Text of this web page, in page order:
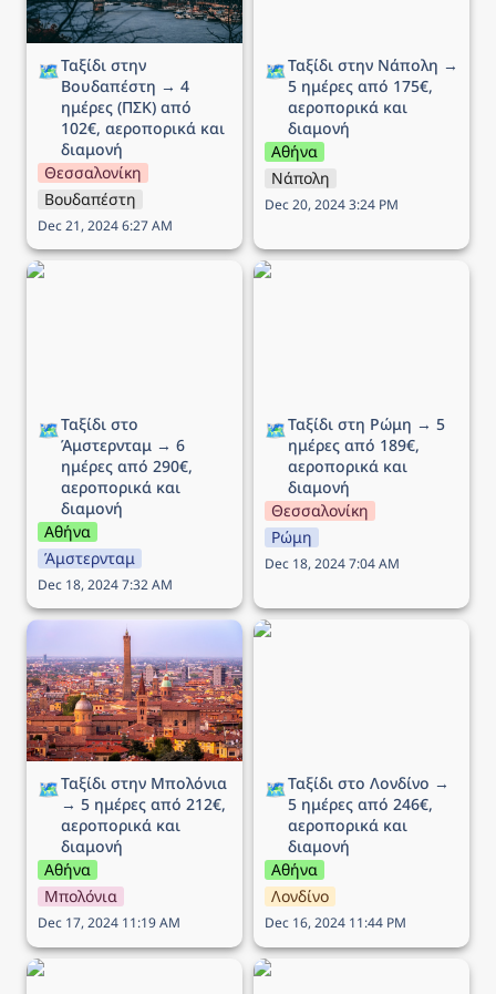
🗺️Ταξίδι στην
Βουδαπέστη → 4
ημέρες (ΠΣΚ) από
102€, αεροπορικά και
διαμονή
Θεσσαλονίκη
Βουδαπέστη
Dec 21, 2024 6:27 AM
🗺️Ταξίδι στην Νάπολη →
5 ημέρες από 175€,
αεροπορικά και
διαμονή
Αθήνα
Νάπολη
Dec 20, 2024 3:24 PM
Ταξίδι στο Άμστερνταμ →
🗺️Ταξίδι στο
Άμστερνταμ → 6
ημέρες από 290€,
αεροπορικά και
διαμονή
Αθήνα
Άμστερνταμ
Dec 18, 2024 7:32 AM
Ταξίδι στη Ρώμη → 5
🗺️Ταξίδι στη Ρώμη → 5
ημέρες από 189€,
αεροπορικά και
διαμονή
Θεσσαλονίκη
Ρώμη
Dec 18, 2024 7:04 AM
Ταξίδι στην Μπολόνια →
5 ημέρες από 212€,
αεροπορικά και διαμονή
🗺️Ταξίδι στην Μπολόνια
→ 5 ημέρες από 212€,
αεροπορικά και
διαμονή
Αθήνα
Μπολόνια
Dec 17, 2024 11:19 AM
Ταξίδι στο Λονδίνο → 5
🗺️Ταξίδι στο Λονδίνο →
5 ημέρες από 246€,
αεροπορικά και
διαμονή
Αθήνα
Λονδίνο
Dec 16, 2024 11:44 PM
Ταξίδι στη Βενετία → 5
Ταξίδι στην Λιουμπλιάνα